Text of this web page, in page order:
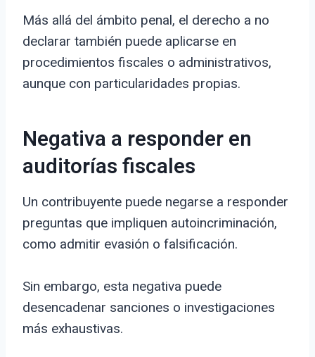
Más allá del ámbito penal, el derecho a no
declarar también puede aplicarse en
procedimientos fiscales o administrativos,
aunque con particularidades propias.
Negativa a responder en
auditorías fiscales
Un contribuyente puede negarse a responder
preguntas que impliquen autoincriminación,
como admitir evasión o falsificación.
Sin embargo, esta negativa puede
desencadenar sanciones o investigaciones
más exhaustivas.